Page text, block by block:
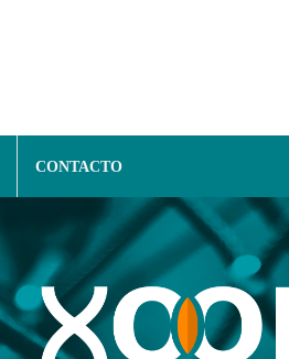
CONTACTO